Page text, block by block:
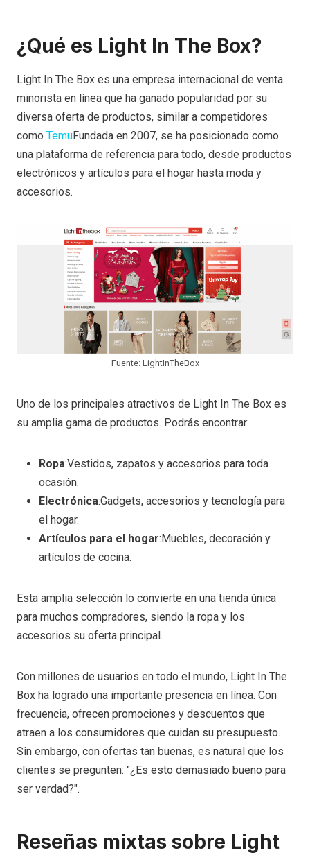
¿Qué es Light In The Box?
Light In The Box es una empresa internacional de venta
minorista en línea que ha ganado popularidad por su
diversa oferta de productos, similar a competidores
como TemuFundada en 2007, se ha posicionado como
una plataforma de referencia para todo, desde productos
electrónicos y artículos para el hogar hasta moda y
accesorios.
Fuente: LightInTheBox
Uno de los principales atractivos de Light In The Box es
su amplia gama de productos. Podrás encontrar:
Ropa:Vestidos, zapatos y accesorios para toda
ocasión.
Electrónica:Gadgets, accesorios y tecnología para
el hogar.
Artículos para el hogar:Muebles, decoración y
artículos de cocina.
Esta amplia selección lo convierte en una tienda única
para muchos compradores, siendo la ropa y los
accesorios su oferta principal.
Con millones de usuarios en todo el mundo, Light In The
Box ha logrado una importante presencia en línea. Con
frecuencia, ofrecen promociones y descuentos que
atraen a los consumidores que cuidan su presupuesto.
Sin embargo, con ofertas tan buenas, es natural que los
clientes se pregunten: "¿Es esto demasiado bueno para
ser verdad?".
Reseñas mixtas sobre Light